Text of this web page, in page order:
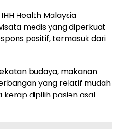
Health Malaysia
medis yang diperkuat
positif, termasuk dari
budaya, makanan
yang relatif mudah
kerap dipilih pasien asal